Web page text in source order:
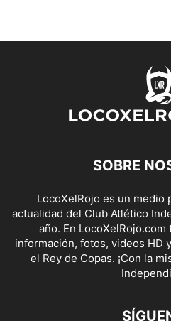
SOBRE
LocoXelRojo es un medio
actualidad del Club Atlético
año. En
información, fotos, videos HD
el Rey de Copas. ¡Con la